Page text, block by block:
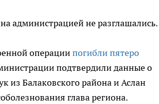
администрацией не разглашались.
операциипогибли пятеро
подтвердили данные о
из Балаковского района и Аслан
глава региона.